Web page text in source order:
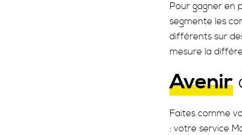
Pour gagner en
segmente les
différents sur
mesure la
Avenir
Faites comme
: votre service